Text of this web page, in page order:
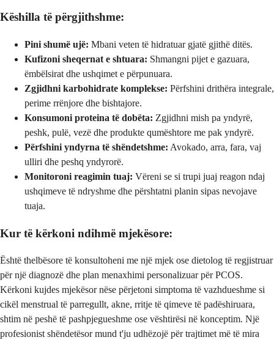
Këshilla të përgjithshme:
Pini shumë ujë: Mbani veten të hidratuar gjatë gjithë ditës.
Kufizoni sheqernat e shtuara: Shmangni pijet e gazuara,
ëmbëlsirat dhe ushqimet e përpunuara.
Zgjidhni karbohidrate komplekse: Përfshini drithëra integrale,
perime rrënjore dhe bishtajore.
Konsumoni proteina të dobëta: Zgjidhni mish pa yndyrë,
peshk, pulë, vezë dhe produkte qumështore me pak yndyrë.
Përfshini yndyrna të shëndetshme: Avokado, arra, fara, vaj
ulliri dhe peshq yndyrorë.
Monitoroni reagimin tuaj: Vëreni se si trupi juaj reagon ndaj
ushqimeve të ndryshme dhe përshtatni planin sipas nevojave
tuaja.
Kur të kërkoni ndihmë mjekësore:
Është thelbësore të konsultoheni me një mjek ose dietolog të regjistruar
për një diagnozë dhe plan menaxhimi personalizuar për PCOS.
Kërkoni kujdes mjekësor nëse përjetoni simptoma të vazhdueshme si
cikël menstrual të parregullt, akne, rritje të qimeve të padëshiruara,
shtim në peshë të pashpjegueshme ose vështirësi në konceptim. Një
profesionist shëndetësor mund t'ju udhëzojë për trajtimet më të mira